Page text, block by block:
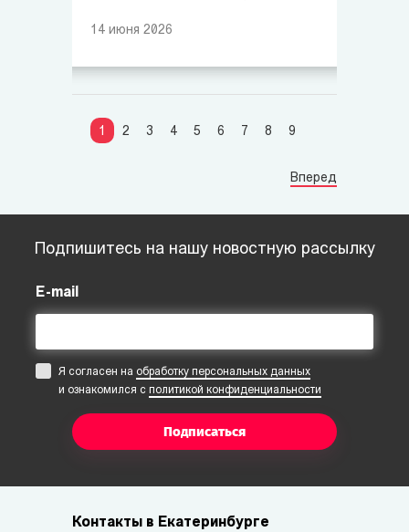
14 июня 2026
1 2 3 4 5 6 7 8 9
Вперед
Подпишитесь на нашу новостную рассылку
E-mail
Я согласен на обработку персональных данных
и ознакомился с политикой конфиденциальности
Подписаться
Контакты в Екатеринбурге